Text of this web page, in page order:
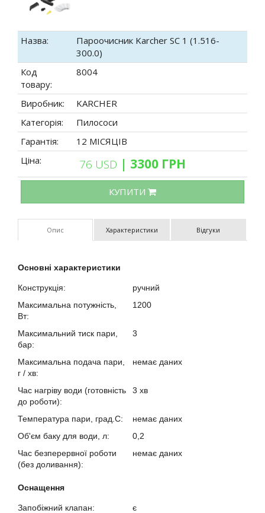
Назва:
Пароочисник Karcher SC 1 (1.516-
300.0)
Код
товару:
8004
Виробник:
KARCHER
Категорія:
Пилососи
Гарантія:
12 МІСЯЦІВ
Ціна:
76 USD | 3300 ГРН
КУПИТИ
Опис Характеристики Відгуки
Основні характеристики
Конструкція:
ручний
Максимальна потужність,
Вт:
1200
Максимальний тиск пари,
бар:
3
Максимальна подача пари,
г / хв:
немає даних
Час нагріву води (готовність
до роботи):
3 хв
Температура пари, град.С:
немає даних
Об'єм баку для води, л:
0,2
Час безперервної роботи
(без доливання):
немає даних
Оснащення
Запобіжний клапан:
є